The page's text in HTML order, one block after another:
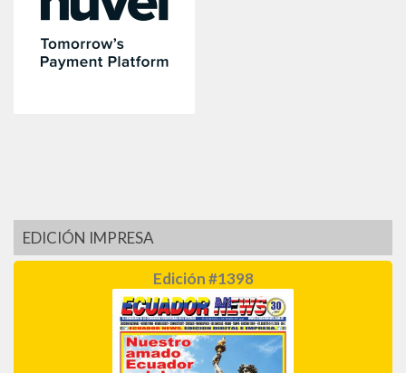
EDICIÓN IMPRESA
Edición #1398